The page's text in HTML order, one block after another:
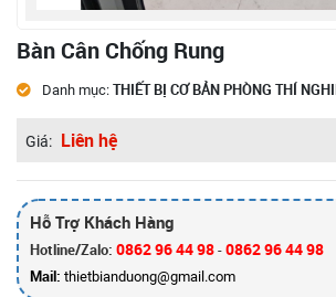
Bàn Cân Chống Rung
Danh mục: THIẾT BỊ CƠ BẢN PHÒNG THÍ
Giá: Liên hệ
Hỗ Trợ Khách Hàng
Hotline/Zalo: 0862 96 44 98 - 0862 96 44 98
Mail: thietbianduong@gmail.com